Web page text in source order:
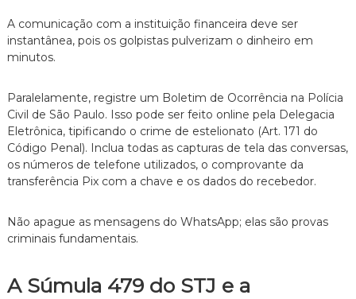
A comunicação com a instituição financeira deve ser
instantânea,pois os golpistas pulverizam o dinheiro em
minutos.
Paralelamente,registre um Boletim de Ocorrência na Polícia
Civil de São Paulo. Isso pode ser feito online pela Delegacia
Eletrônica,tipificando o crime de estelionato (Art. 171 do
Código Penal). Inclua todas as capturas de tela das conversas,
os números de telefone utilizados,o comprovante da
transferência Pix com a chave e os dados do recebedor.
Não apague as mensagens do WhatsApp; elas são provas
criminais fundamentais.
A Súmula 479 do STJ e a